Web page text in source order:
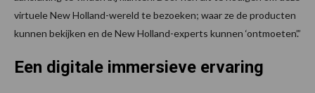
virtuele New Holland-wereld te bezoeken; waar ze de producten
kunnen bekijken en de New Holland-experts kunnen ‘ontmoeten’.”
Een digitale immersieve ervaring